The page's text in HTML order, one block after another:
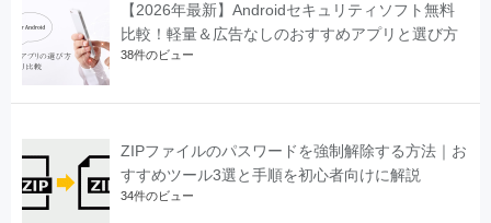
【2026年最新】Androidセキュリティソフト無料
比較！軽量＆広告なしのおすすめアプリと選び方
38件のビュー
ZIPファイルのパスワードを強制解除する方法｜お
すすめツール3選と手順を初心者向けに解説
34件のビュー